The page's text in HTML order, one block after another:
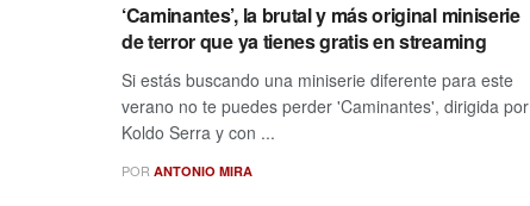
‘Caminantes’, la brutal y más original miniserie
de terror que ya tienes gratis en streaming
Si estás buscando una miniserie diferente para este
verano no te puedes perder 'Caminantes', dirigida por
Koldo Serra y con ...
POR ANTONIO MIRA